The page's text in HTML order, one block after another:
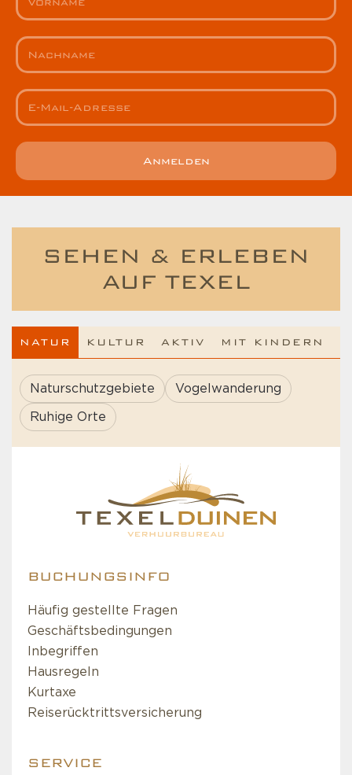
Anmelden
SEHEN & ERLEBEN
AUF TEXEL
NATUR KULTUR AKTIV MIT KINDERN
Naturschutzgebiete Vogelwanderung
Ruhige Orte
BUCHUNGSINFO
Häufig gestellte Fragen
Geschäftsbedingungen
Inbegriffen
Hausregeln
Kurtaxe
Reiserücktrittsversicherung
SERVICE